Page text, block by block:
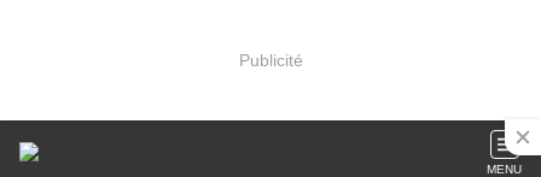
Publicité
MENU